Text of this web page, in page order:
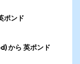
ポンド
から 英ポンド